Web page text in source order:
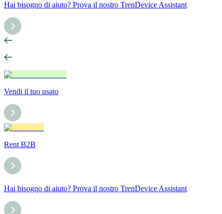
Hai bisogno di aiuto? Prova il nostro TrenDevice Assistant
Vendi il tuo usato
Rent B2B
Hai bisogno di aiuto? Prova il nostro TrenDevice Assistant